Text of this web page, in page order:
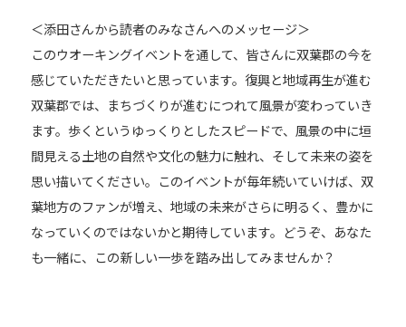
＜添田さんから読者のみなさんへのメッセージ＞
このウオーキングイベントを通して、皆さんに双葉郡の今を
感じていただきたいと思っています。復興と地域再生が進む
双葉郡では、まちづくりが進むにつれて風景が変わっていき
ます。歩くというゆっくりとしたスピードで、風景の中に垣
間見える土地の自然や文化の魅力に触れ、そして未来の姿を
思い描いてください。このイベントが毎年続いていけば、双
葉地方のファンが増え、地域の未来がさらに明るく、豊かに
なっていくのではないかと期待しています。どうぞ、あなた
も一緒に、この新しい一歩を踏み出してみませんか？